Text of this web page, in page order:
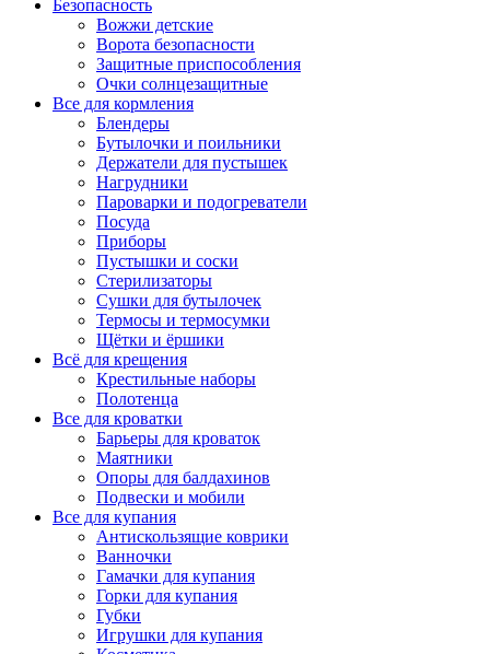
Безопасность
Вожжи детские
Ворота безопасности
Защитные приспособления
Очки солнцезащитные
Все для кормления
Блендеры
Бутылочки и поильники
Держатели для пустышек
Нагрудники
Пароварки и подогреватели
Посуда
Приборы
Пустышки и соски
Стерилизаторы
Сушки для бутылочек
Термосы и термосумки
Щётки и ёршики
Всё для крещения
Крестильные наборы
Полотенца
Все для кроватки
Барьеры для кроваток
Маятники
Опоры для балдахинов
Подвески и мобили
Все для купания
Антискользящие коврики
Ванночки
Гамачки для купания
Горки для купания
Губки
Игрушки для купания